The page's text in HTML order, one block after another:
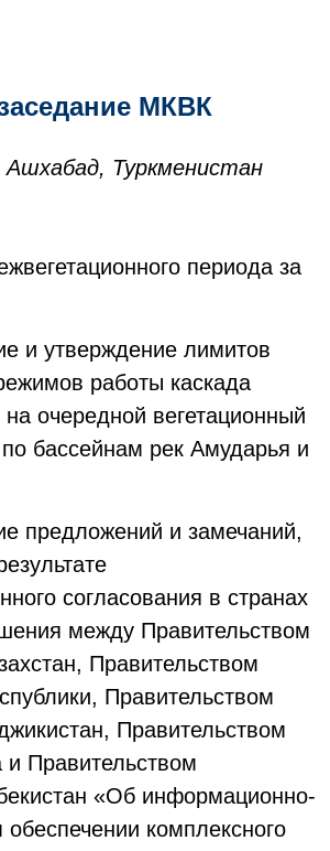
МКВК
Ашхабад, Туркменистан
периода за
и утверждение лимитов
работы каскада
очередной вегетационный
бассейнам рек Амударья и
предложений и замечаний,
согласования в странах
между Правительством
Правительством
Правительством
Правительством
и Правительством
«Об информационно-
обеспечении комплексного